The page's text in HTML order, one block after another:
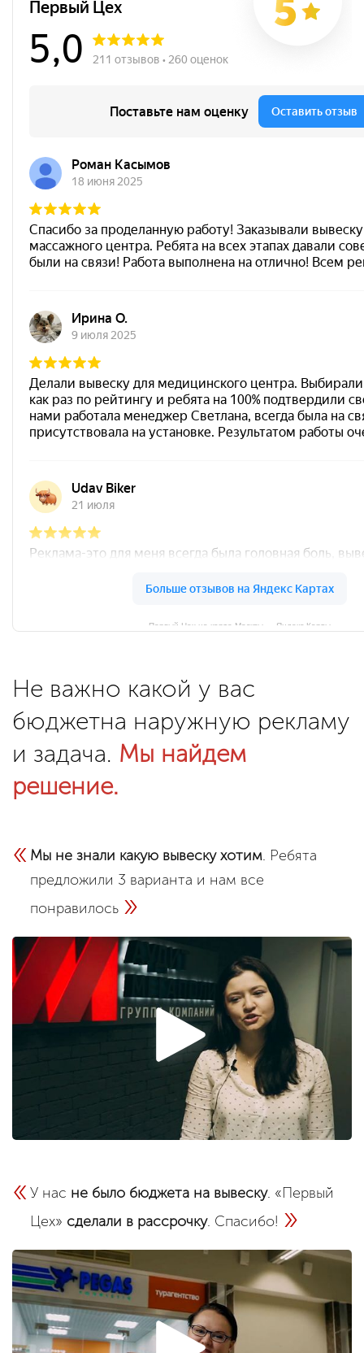
Первый Цех на карте Москвы — Яндекс Карты
Не важно какой у вас
бюджетна наружную рекламу
и задача. Мы найдем
решение.
« Мы не знали какую вывеску хотим. Ребята
предложили 3 варианта и нам все
понравилось »
« У нас не было бюджета на вывеску. «Первый
Цех» сделали в рассрочку. Спасибо! »